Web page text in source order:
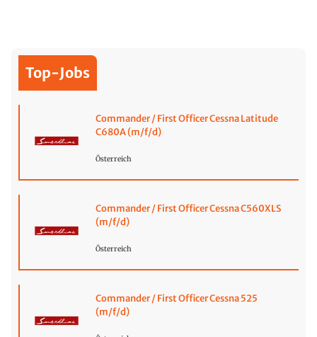
Top-Jobs
Commander / First Officer Cessna Latitude
C680A (m/f/d)
Österreich
Commander / First Officer Cessna C560XLS
(m/f/d)
Österreich
Commander / First Officer Cessna 525
(m/f/d)